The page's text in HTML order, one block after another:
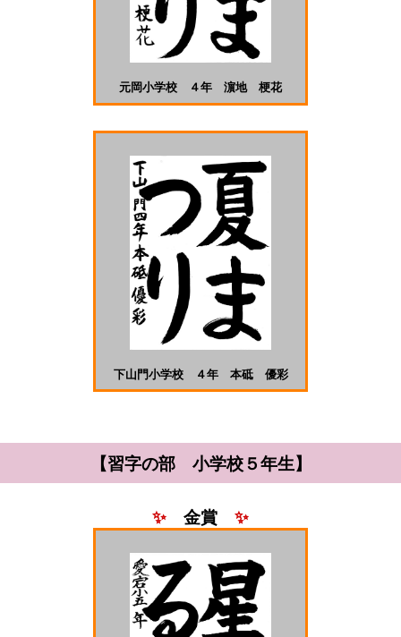
元岡小学校 ４年 濵地 梗花
下山門小学校 ４年 本砥 優彩
【習字の部 小学校５年生】
✨ 金賞 ✨